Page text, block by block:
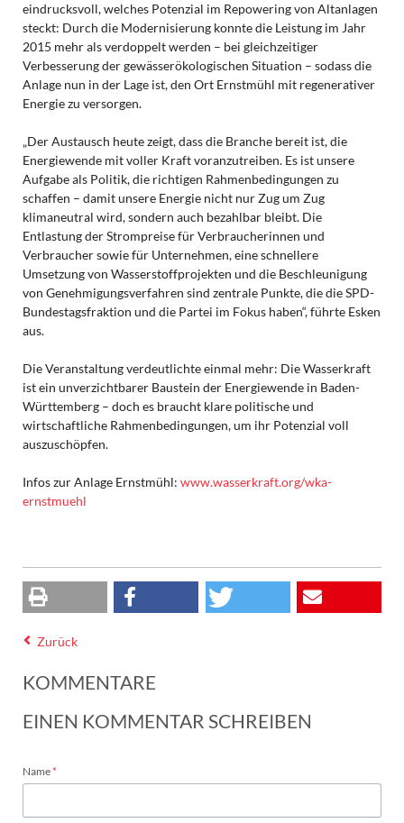
eindrucksvoll, welches Potenzial im Repowering von Altanlagen
steckt: Durch die Modernisierung konnte die Leistung im Jahr
2015 mehr als verdoppelt werden – bei gleichzeitiger
Verbesserung der gewässerökologischen Situation – sodass die
Anlage nun in der Lage ist, den Ort Ernstmühl mit regenerativer
Energie zu versorgen.
„Der Austausch heute zeigt, dass die Branche bereit ist, die
Energiewende mit voller Kraft voranzutreiben. Es ist unsere
Aufgabe als Politik, die richtigen Rahmenbedingungen zu
schaffen – damit unsere Energie nicht nur Zug um Zug
klimaneutral wird, sondern auch bezahlbar bleibt. Die
Entlastung der Strompreise für Verbraucherinnen und
Verbraucher sowie für Unternehmen, eine schnellere
Umsetzung von Wasserstoffprojekten und die Beschleunigung
von Genehmigungsverfahren sind zentrale Punkte, die die SPD-
Bundestagsfraktion und die Partei im Fokus haben“, führte Esken
aus.
Die Veranstaltung verdeutlichte einmal mehr: Die Wasserkraft
ist ein unverzichtbarer Baustein der Energiewende in Baden-
Württemberg – doch es braucht klare politische und
wirtschaftliche Rahmenbedingungen, um ihr Potenzial voll
auszuschöpfen.
Infos zur Anlage Ernstmühl: www.wasserkraft.org/wka-
ernstmuehl
Zurück
KOMMENTARE
EINEN KOMMENTAR SCHREIBEN
Pflichtfeld
Name*